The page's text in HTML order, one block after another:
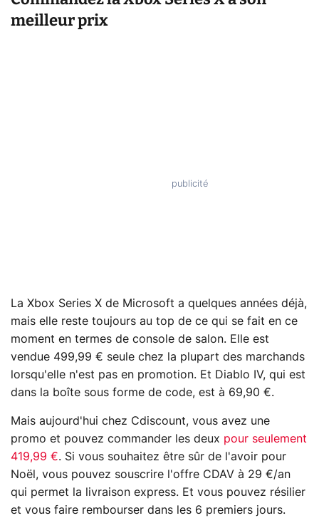
meilleur prix
La Xbox Series X de Microsoft a quelques années déjà,
mais elle reste toujours au top de ce qui se fait en ce
moment en termes de console de salon. Elle est
vendue 499,99 € seule chez la plupart des marchands
lorsqu'elle n'est pas en promotion. Et Diablo IV, qui est
dans la boîte sous forme de code, est à 69,90 €.
Mais aujourd'hui chez Cdiscount, vous avez une
promo et pouvez commander les deux pour seulement
419,99 €. Si vous souhaitez être sûr de l'avoir pour
Noël, vous pouvez souscrire l'offre CDAV à 29 €/an
qui permet la livraison express. Et vous pouvez résilier
et vous faire rembourser dans les 6 premiers jours.